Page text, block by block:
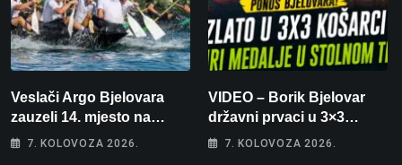
Veslači Argo Bjelovara
zauzeli 14. mjesto na
brzincu
7. KOLOVOZA 2026.
VIDEO – Borik Bjelovar
državni prvaci u 3×3
košarci, Klara Končar je
7. KOLOVOZA 2026.